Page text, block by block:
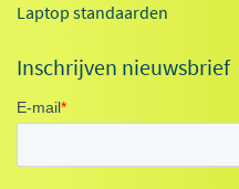
Laptop standaarden
Inschrijven nieuwsbrief